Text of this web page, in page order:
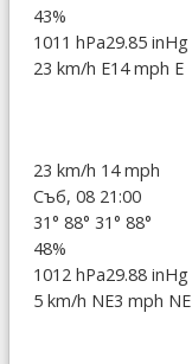
43%
1011 hPa29.85 inHg
23 km/h E14 mph E
23 km/h 14 mph
Съб, 08 21:00
31° 88° 31° 88°
48%
1012 hPa29.88 inHg
5 km/h NE3 mph NE